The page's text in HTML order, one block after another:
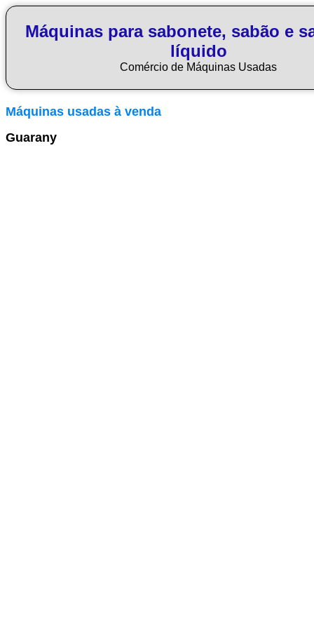
Máquinas para sabonete, sabão e
líquido
Comércio de Máquinas Usadas
Máquinas usadas à venda
Guarany